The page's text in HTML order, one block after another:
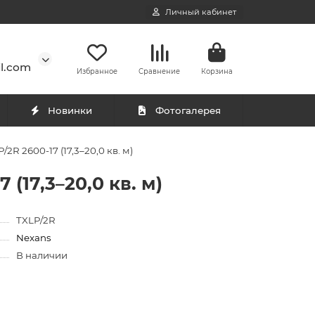
Личный кабинет
Избранное Сравнение Корзина
Новинки Фотогалерея
2600-17 (17,3–20,0 кв. м)
(17,3–20,0 кв. м)
TXLP/2R
Nexans
В наличии